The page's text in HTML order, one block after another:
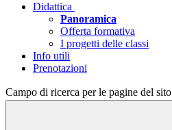
Didattica
Panoramica
Offerta formativa
I progetti delle classi
Info utili
Prenotazioni
Campo di ricerca per le pagine del sito